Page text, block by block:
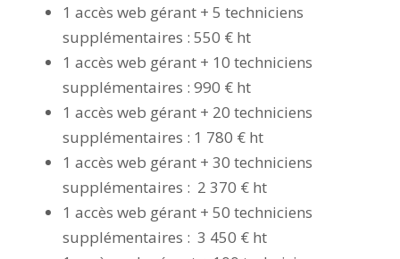
1 accès web gérant + 5 techniciens
supplémentaires : 550 € ht
1 accès web gérant + 10 techniciens
supplémentaires : 990 € ht
1 accès web gérant + 20 techniciens
supplémentaires : 1 780 € ht
1 accès web gérant + 30 techniciens
supplémentaires : 2 370 € ht
1 accès web gérant + 50 techniciens
supplémentaires : 3 450 € ht